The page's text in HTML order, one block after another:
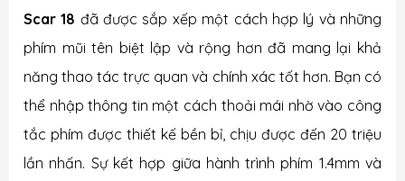
Scar 18 đã được sắp xếp một cách hợp lý và những
phím mũi tên biệt lập và rộng hơn đã mang lại khả
năng thao tác trực quan và chính xác tốt hơn. Bạn có
thể nhập thông tin một cách thoải mái nhờ vào công
tắc phím được thiết kế bền bỉ, chịu được đến 20 triệu
lần nhấn. Sự kết hợp giữa hành trình phím 1.4mm và